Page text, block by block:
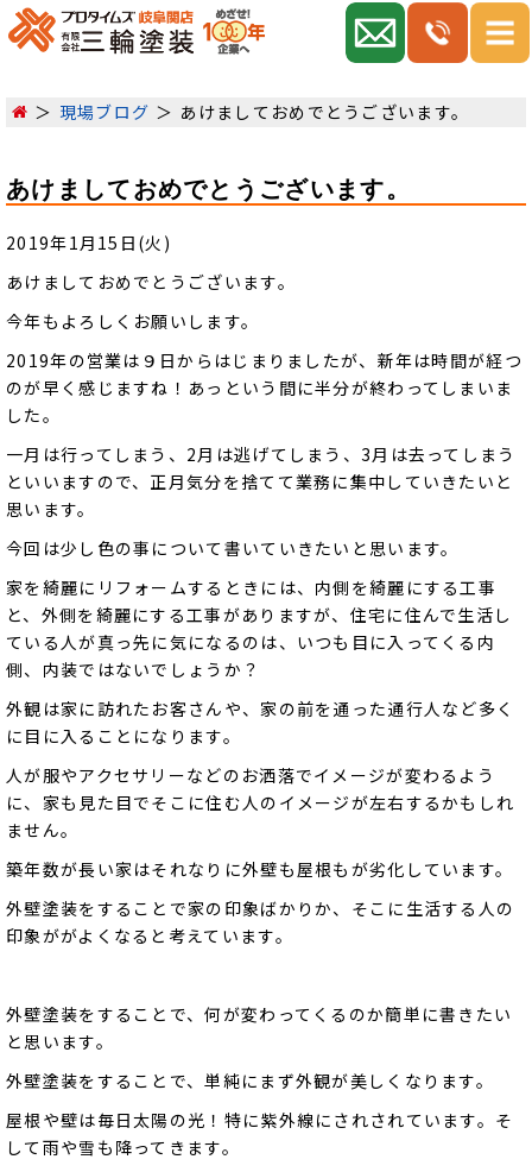
現場ブログ あけましておめでとうございます。
あけましておめでとうございます。
2019年1月15日(火)
あけましておめでとうございます。
今年もよろしくお願いします。
2019年の営業は９日からはじまりましたが、新年は時間が経つ
のが早く感じますね！あっという間に半分が終わってしまいま
した。
一月は行ってしまう、2月は逃げてしまう、3月は去ってしまう
といいますので、正月気分を捨てて業務に集中していきたいと
思います。
今回は少し色の事について書いていきたいと思います。
家を綺麗にリフォームするときには、内側を綺麗にする工事
と、外側を綺麗にする工事がありますが、住宅に住んで生活し
ている人が真っ先に気になるのは、いつも目に入ってくる内
側、内装ではないでしょうか？
外観は家に訪れたお客さんや、家の前を通った通行人など多く
に目に入ることになります。
人が服やアクセサリーなどのお洒落でイメージが変わるよう
に、家も見た目でそこに住む人のイメージが左右するかもしれ
ません。
築年数が長い家はそれなりに外壁も屋根もが劣化しています。
外壁塗装をすることで家の印象ばかりか、そこに生活する人の
印象ががよくなると考えています。
外壁塗装をすることで、何が変わってくるのか簡単に書きたい
と思います。
外壁塗装をすることで、単純にまず外観が美しくなります。
屋根や壁は毎日太陽の光！特に紫外線にされされています。そ
して雨や雪も降ってきます。